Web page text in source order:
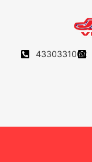
4330331062